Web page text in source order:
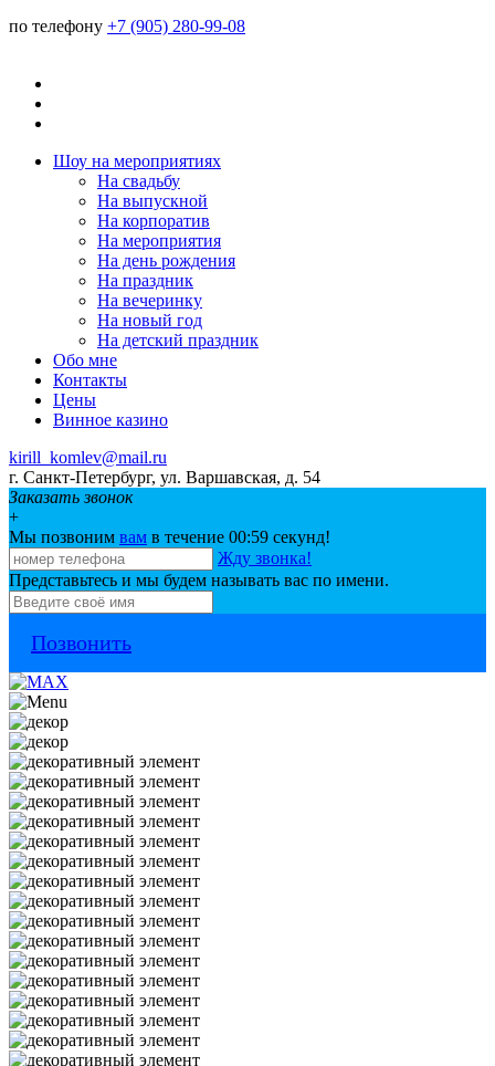
по телефону +7 (905) 280-99-08
Шоу на мeроприятиях
На свaдьбу
Нa выпускной
На корпоратив
На мeроприятия
На день рождения
На праздник
На вечеринку
Нa новый год
На детский праздник
Обо мне
Контакты
Цeны
Винное казино
kirill_komlev@mail.ru
г. Санкт-Петербург, ул. Варшавская, д. 54
Заказать звонок
+
Мы позвоним вам в течение 00:59 секунд!
Жду звонка!
Представьтесь и мы будем называть вас по имени.
Позвонить